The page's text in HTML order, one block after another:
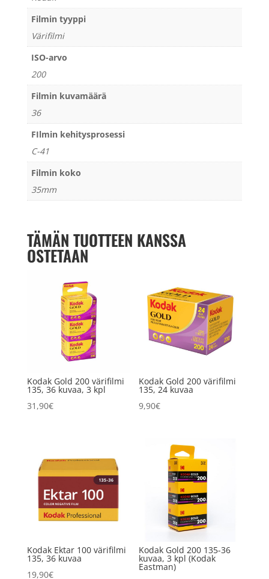
Filmin tyyppi
Värifilmi
ISO-arvo
200
Filmin kuvamäärä
36
FIlmin kehitysprosessi
C-41
Filmin koko
35mm
TÄMÄN TUOTTEEN KANSSA
OSTETAAN
Kodak Gold 200 värifilmi
135, 36 kuvaa, 3 kpl
31,90€
Kodak Gold 200 värifilmi
135, 24 kuvaa
9,90€
Kodak Ektar 100 värifilmi
135, 36 kuvaa
19,90€
Kodak Gold 200 135-36
kuvaa, 3 kpl (Kodak
Eastman)